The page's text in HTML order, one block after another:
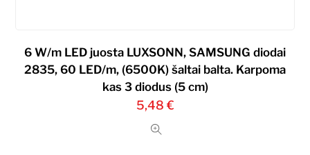
6 W/m LED juosta LUXSONN, SAMSUNG diodai
2835, 60 LED/m, (6500K) šaltai balta. Karpoma
kas 3 diodus (5 cm)
5,48 €